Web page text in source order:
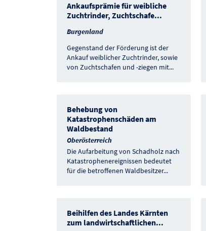
Ankaufsprämie für weibliche
Zuchtrinder, Zuchtschafe...
Burgenland
Gegenstand der Förderung ist der
Ankauf weiblicher Zuchtrinder, sowie
von Zuchtschafen und -ziegen mit...
Behebung von
Katastrophenschäden am
Waldbestand
Oberösterreich
Die Aufarbeitung von Schadholz nach
Katastrophenereignissen bedeutet
für die betroffenen Waldbesitzer...
Beihilfen des Landes Kärnten
zum landwirtschaftlichen...